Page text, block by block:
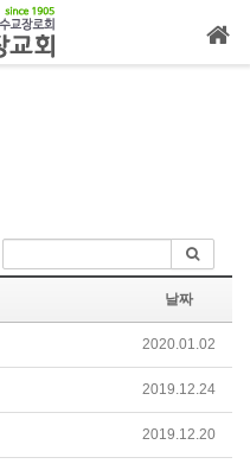
날짜
2020.01.02
2019.12.24
2019.12.20